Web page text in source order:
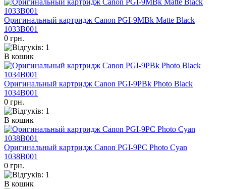
Оригинальный картридж Canon PGI-9MBk Matte Black
1033B001
0 грн.
В кошик
Оригинальный картридж Canon PGI-9PBk Photo Black
1034B001
0 грн.
В кошик
Оригинальный картридж Canon PGI-9PC Photo Cyan
1038B001
0 грн.
В кошик